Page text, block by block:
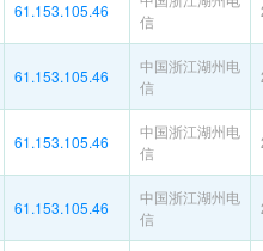
61.153.105.46
信
61.153.105.46
中国浙江湖州电
信
61.153.105.46
中国浙江湖州电
信
61.153.105.46
中国浙江湖州电
信